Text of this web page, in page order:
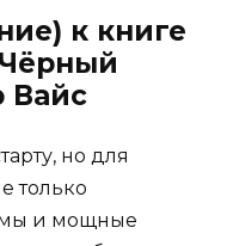
к книге
Вайс
но для
только
и мощные